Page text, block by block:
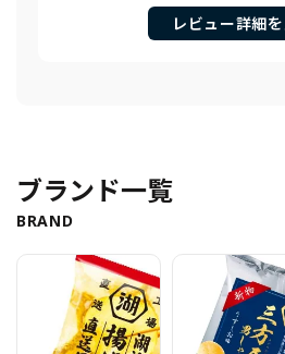
レビュー詳細
ブランド一覧
BRAND